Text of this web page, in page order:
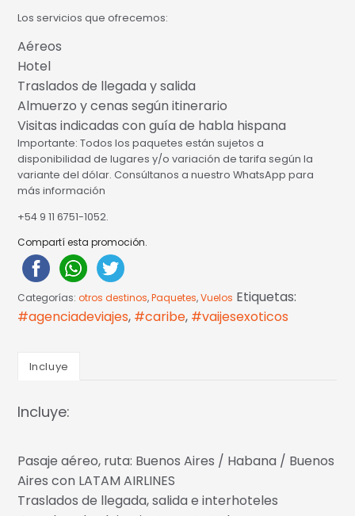
Los servicios que ofrecemos:
Aéreos
Hotel
Traslados de llegada y salida
Almuerzo y cenas según itinerario
Visitas indicadas con guía de habla hispana
Importante: Todos los paquetes están sujetos a
disponibilidad de lugares y/o variación de tarifa según la
variante del dólar. Consúltanos a nuestro WhatsApp para
más información
+54 9 11 6751-1052.
Compartí esta promoción.
Categorías:otros destinos,Paquetes,Vuelos Etiquetas:
#agenciadeviajes, #caribe, #vaijesexoticos
Incluye
Incluye:
Pasaje aéreo, ruta: Buenos Aires / Habana / Buenos
Aires con LATAM AIRLINES
Traslados de llegada, salida e interhoteles